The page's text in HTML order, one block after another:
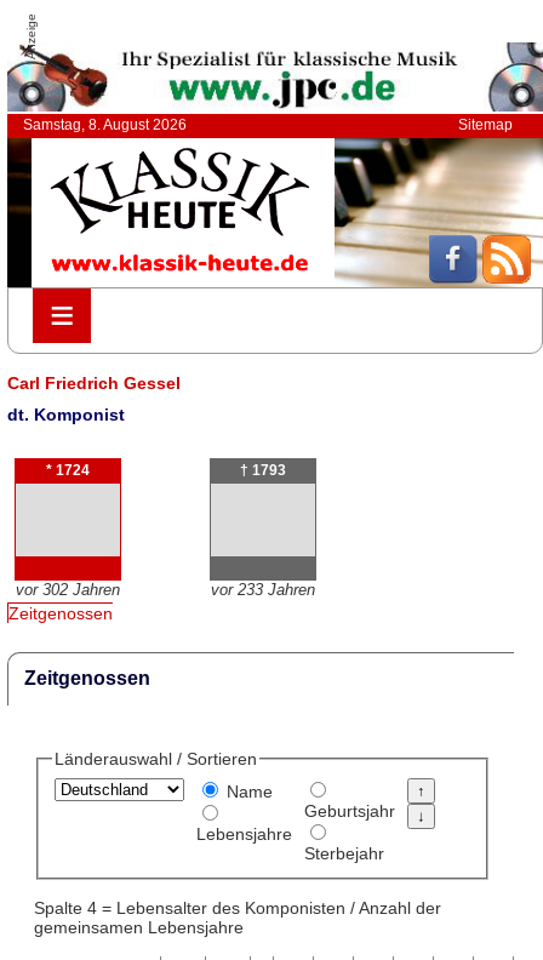
Anzeige
Samstag, 8. August 2026 Sitemap
≡
≡
Carl Friedrich Gessel
dt. Komponist
* 1724
vor 302 Jahren
† 1793
vor 233 Jahren
Zeitgenossen
Zeitgenossen
Länderauswahl / Sortieren
Name
Lebensjahre
Geburtsjahr
Sterbejahr
Spalte 4 = Lebensalter des Komponisten / Anzahl der
gemeinsamen Lebensjahre